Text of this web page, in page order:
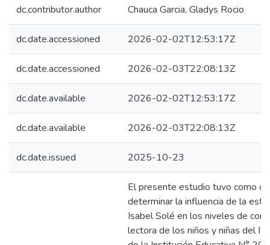
dc.contributor.author Chauca Garcia, Gladys Rocio
dc.date.accessioned 2026-02-02T12:53:17Z
dc.date.accessioned 2026-02-03T22:08:13Z
dc.date.available 2026-02-02T12:53:17Z
dc.date.available 2026-02-03T22:08:13Z
dc.date.issued 2025-10-23
El presente estudio tuvo como
determinar la influencia de la
Isabel Solé en los niveles de
lectora de los niños y niñas del III